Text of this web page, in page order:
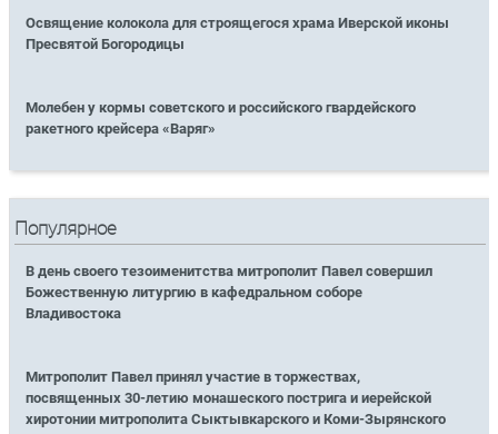
Освящение колокола для строящегося храма Иверской иконы
Пресвятой Богородицы
Молебен у кормы советского и российского гвардейского
ракетного крейсера «Варяг»
Популярное
В день своего тезоименитства митрополит Павел совершил
Божественную литургию в кафедральном соборе
Владивостока
Митрополит Павел принял участие в торжествах,
посвященных 30-летию монашеского пострига и иерейской
хиротонии митрополита Сыктывкарского и Коми-Зырянского